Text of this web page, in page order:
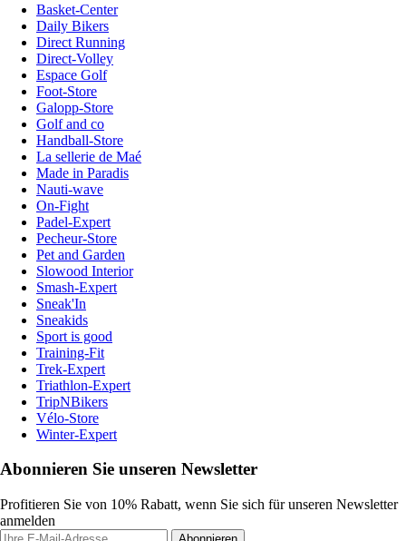
Basket-Center
Daily Bikers
Direct Running
Direct-Volley
Espace Golf
Foot-Store
Galopp-Store
Golf and co
Handball-Store
La sellerie de Maé
Made in Paradis
Nauti-wave
On-Fight
Padel-Expert
Pecheur-Store
Pet and Garden
Slowood Interior
Smash-Expert
Sneak'In
Sneakids
Sport is good
Training-Fit
Trek-Expert
Triathlon-Expert
TripNBikers
Vélo-Store
Winter-Expert
Abonnieren Sie unseren Newsletter
Profitieren Sie von 10% Rabatt, wenn Sie sich für unseren Newsletter
anmelden